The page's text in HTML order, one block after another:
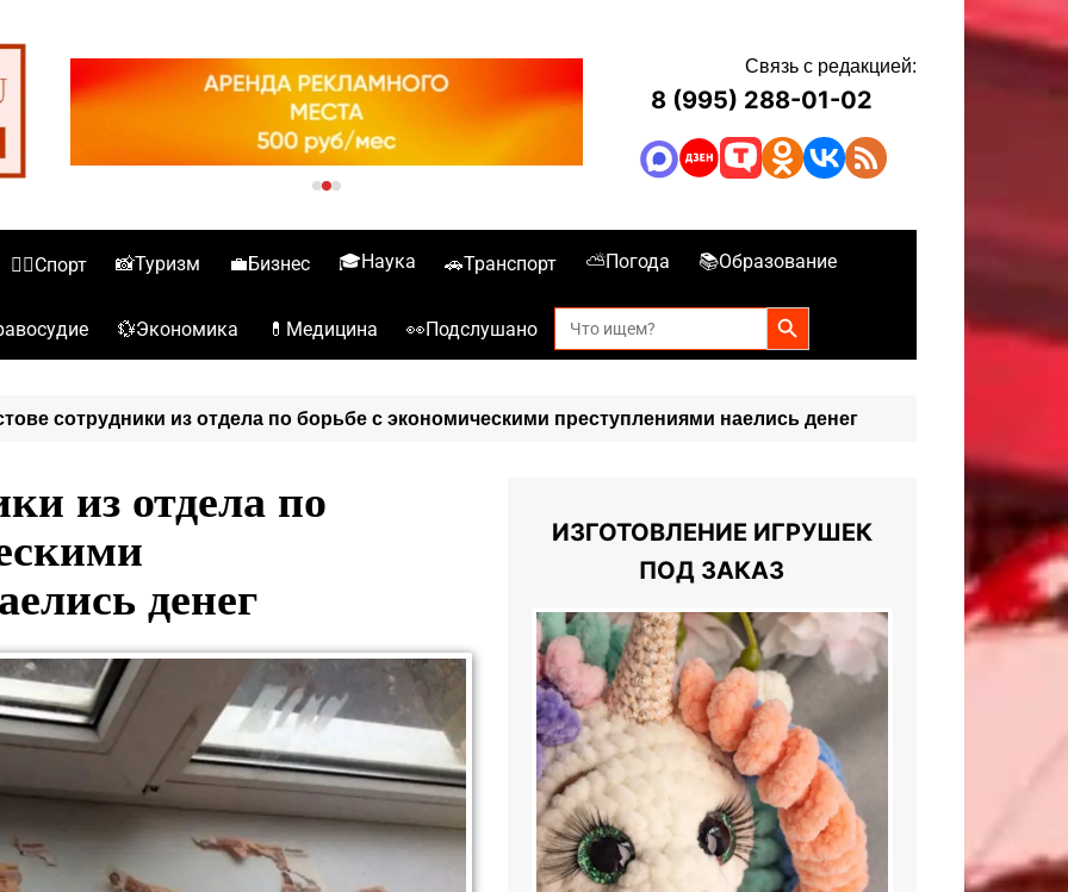
Связь с редакцией:
8 (995) 288-01-02
🏋️‍♀️Спорт 📸Туризм 💼Бизнес 🎓Наука 🚗Транспорт ⛅Погода 📚Образование
💱Экономика 💊Медицина 👀Подслушано
Search
for:
Search Button
сотрудники из отдела по борьбе с экономическими преступлениями наелись денег
из отдела по
денег
ИЗГОТОВЛЕНИЕ ИГРУШЕК
ПОД ЗАКАЗ